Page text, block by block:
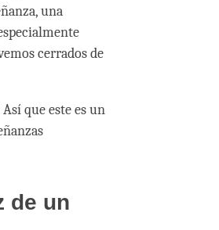
una
cerrados de
que este es un
de un